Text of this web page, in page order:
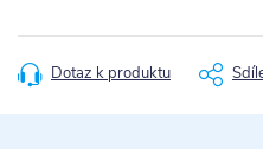
cena:
Dotaz k produktu